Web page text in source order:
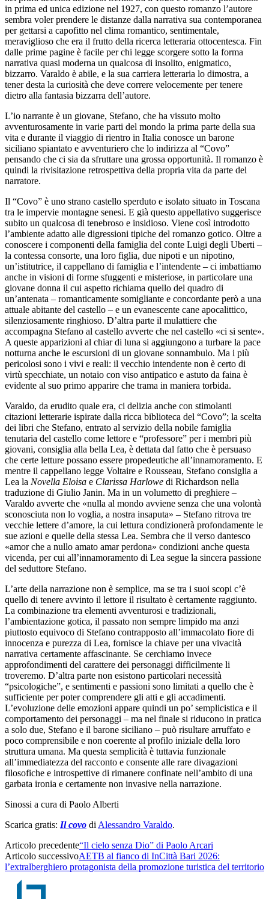
in prima ed unica edizione nel 1927, con questo romanzo l’autore
sembra voler prendere le distanze dalla narrativa sua contemporanea
per gettarsi a capofitto nel clima romantico, sentimentale,
meraviglioso che era il frutto della ricerca letteraria ottocentesca. Fin
dalle prime pagine è facile per chi legge scorgere sotto la forma
narrativa quasi moderna un qualcosa di insolito, enigmatico,
bizzarro. Varaldo è abile, e la sua carriera letteraria lo dimostra, a
tener desta la curiosità che deve correre velocemente per tenere
dietro alla fantasia bizzarra dell’autore.
L’io narrante è un giovane, Stefano, che ha vissuto molto
avventurosamente in varie parti del mondo la prima parte della sua
vita e durante il viaggio di rientro in Italia conosce un barone
siciliano spiantato e avventuriero che lo indirizza al “Covo”
pensando che ci sia da sfruttare una grossa opportunità. Il romanzo è
quindi la rivisitazione retrospettiva della propria vita da parte del
narratore.
Il “Covo” è uno strano castello sperduto e isolato situato in Toscana
tra le impervie montagne senesi. E già questo appellativo suggerisce
subito un qualcosa di tenebroso e insidioso. Viene così introdotto
l’ambiente adatto alle digressioni tipiche del romanzo gotico. Oltre a
conoscere i componenti della famiglia del conte Luigi degli Uberti –
la contessa consorte, una loro figlia, due nipoti e un nipotino,
un’istitutrice, il cappellano di famiglia e l’intendente – ci imbattiamo
anche in visioni di forme sfuggenti e misteriose, in particolare una
giovane donna il cui aspetto richiama quello del quadro di
un’antenata – romanticamente somigliante e concordante però a una
attuale abitante del castello – e un evanescente cane apocalittico,
silenziosamente ringhioso. D’altra parte il mulattiere che
accompagna Stefano al castello avverte che nel castello «ci si sente».
A queste apparizioni al chiar di luna si aggiungono a turbare la pace
notturna anche le escursioni di un giovane sonnambulo. Ma i più
pericolosi sono i vivi e reali: il vecchio intendente non è certo di
virtù specchiate, un notaio con viso antipatico e astuto da faina è
evidente al suo primo apparire che trama in maniera torbida.
Varaldo, da erudito quale era, ci delizia anche con stimolanti
citazioni letterarie ispirate dalla ricca biblioteca del “Covo”; la scelta
dei libri che Stefano, entrato al servizio della nobile famiglia
tenutaria del castello come lettore e “professore” per i membri più
giovani, consiglia alla bella Lea, è dettata dal fatto che è persuaso
che certe letture possano essere propedeutiche all’innamoramento. E
mentre il cappellano legge Voltaire e Rousseau, Stefano consiglia a
Lea la Novella Eloisa e Clarissa Harlowe di Richardson nella
traduzione di Giulio Janin. Ma in un volumetto di preghiere –
Varaldo avverte che «nulla al mondo avviene senza che una volontà
sconosciuta non lo voglia, a nostra insaputa» – Stefano ritrova tre
vecchie lettere d’amore, la cui lettura condizionerà profondamente le
sue azioni e quelle della stessa Lea. Sembra che il verso dantesco
«amor che a nullo amato amar perdona» condizioni anche questa
vicenda, per cui all’innamoramento di Lea segue la sincera passione
del seduttore Stefano.
L’arte della narrazione non è semplice, ma se tra i suoi scopi c’è
quello di tenere avvinto il lettore il risultato è certamente raggiunto.
La combinazione tra elementi avventurosi e tradizionali,
l’ambientazione gotica, il passato non sempre limpido ma anzi
piuttosto equivoco di Stefano contrapposto all’immacolato fiore di
innocenza e purezza di Lea, fornisce la chiave per una vivacità
narrativa certamente affascinante. Se cerchiamo invece
approfondimenti del carattere dei personaggi difficilmente li
troveremo. D’altra parte non esistono particolari necessità
“psicologiche”, e sentimenti e passioni sono limitati a quello che è
sufficiente per poter comprendere gli atti e gli accadimenti.
L’evoluzione delle emozioni appare quindi un po’ semplicistica e il
comportamento dei personaggi – ma nel finale si riducono in pratica
a solo due, Stefano e il barone siciliano – può risultare arruffato e
poco comprensibile e non coerente al profilo iniziale della loro
struttura umana. Ma questa semplicità è tuttavia funzionale
all’immediatezza del racconto e consente alle rare divagazioni
filosofiche e introspettive di rimanere confinate nell’ambito di una
garbata ironia e certamente non invasive nella narrazione.
Sinossi a cura di Paolo Alberti
Scarica gratis: Il covo di Alessandro Varaldo.
Articolo precedente“Il cielo senza Dio” di Paolo Arcari
Articolo successivoAETB al fianco di InCittà Bari 2026:
l’extralberghiero protagonista della promozione turistica del territorio